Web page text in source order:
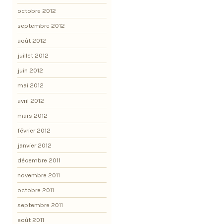
octobre 2012
septembre 2012
août 2012
juillet 2012
juin 2012
mai 2012
avril 2012
mars 2012
février 2012
janvier 2012
décembre 2011
novembre 2011
octobre 2011
septembre 2011
août 2011